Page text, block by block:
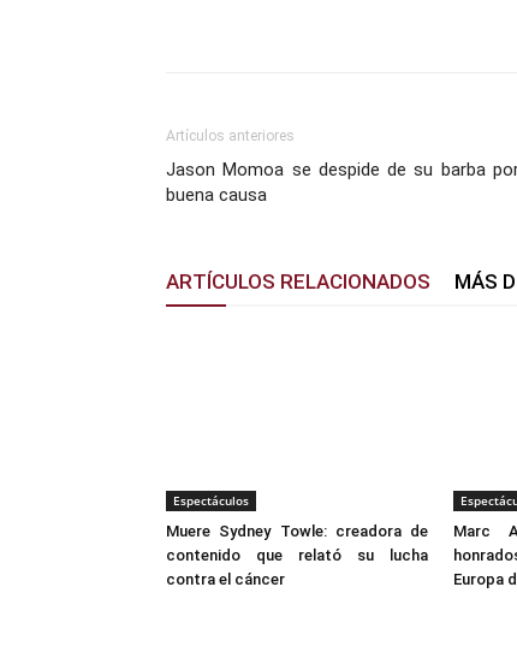
Artículos anteriores
Jason Momoa se despide de su barba
buena causa
ARTÍCULOS RELACIONADOS MÁS
Espectáculos
Muere Sydney Towle: creadora de
contenido que relató su lucha
contra el cáncer
Marc
Europa